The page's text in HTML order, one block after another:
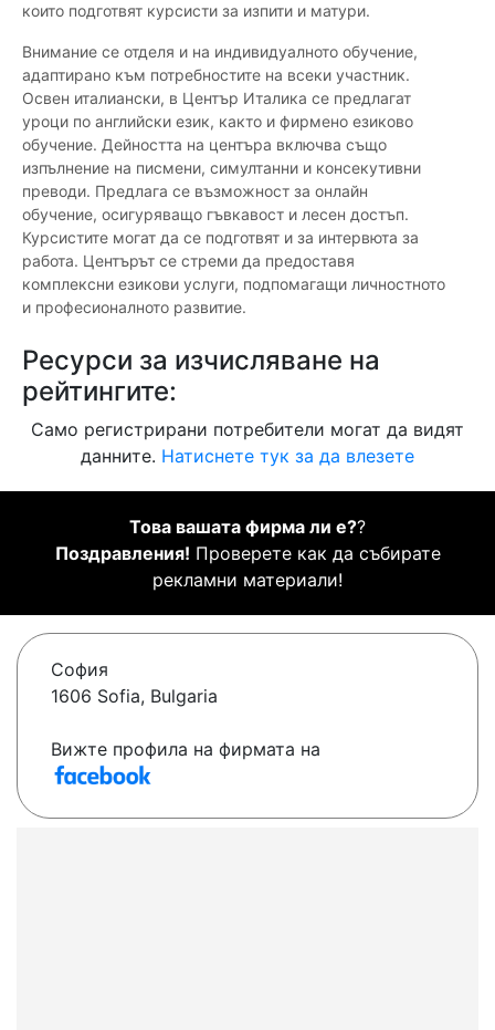
които подготвят курсисти за изпити и матури.
Внимание се отделя и на индивидуалното обучение,
адаптирано към потребностите на всеки участник.
Освен италиански, в Център Италика се предлагат
уроци по английски език, както и фирмено езиково
обучение. Дейността на центъра включва също
изпълнение на писмени, симултанни и консекутивни
преводи. Предлага се възможност за онлайн
обучение, осигуряващо гъвкавост и лесен достъп.
Курсистите могат да се подготвят и за интервюта за
работа. Центърът се стреми да предоставя
комплексни езикови услуги, подпомагащи личностното
и професионалното развитие.
Ресурси за изчисляване на
рейтингите:
Само регистрирани потребители могат да видят
данните. Натиснете тук за да влезете
Това вашата фирма ли е??
Поздравления! Проверете как да събирате
рекламни материали!
София
1606 Sofia, Bulgaria
Вижте профила на фирмата на